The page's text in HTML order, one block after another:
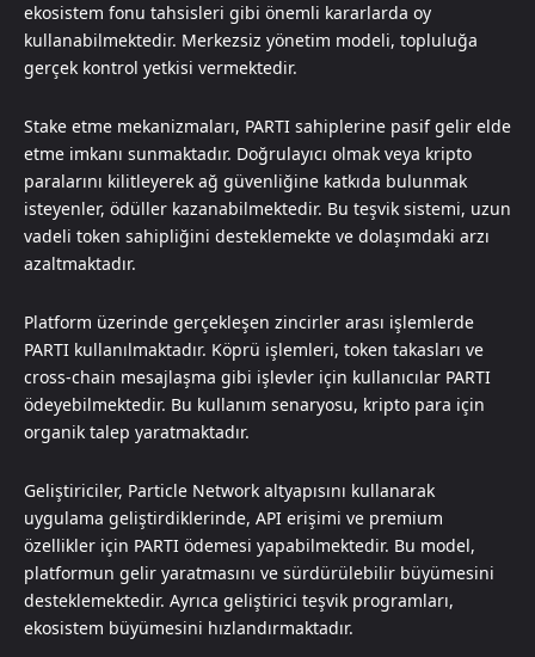
ekosistem fonu tahsisleri gibi önemli kararlarda oy
kullanabilmektedir. Merkezsiz yönetim modeli, topluluğa
gerçek kontrol yetkisi vermektedir.
Stake etme mekanizmaları, PARTI sahiplerine pasif gelir elde
etme imkanı sunmaktadır. Doğrulayıcı olmak veya kripto
paralarını kilitleyerek ağ güvenliğine katkıda bulunmak
isteyenler, ödüller kazanabilmektedir. Bu teşvik sistemi, uzun
vadeli token sahipliğini desteklemekte ve dolaşımdaki arzı
azaltmaktadır.
Platform üzerinde gerçekleşen zincirler arası işlemlerde
PARTI kullanılmaktadır. Köprü işlemleri, token takasları ve
cross-chain mesajlaşma gibi işlevler için kullanıcılar PARTI
ödeyebilmektedir. Bu kullanım senaryosu, kripto para için
organik talep yaratmaktadır.
Geliştiriciler, Particle Network altyapısını kullanarak
uygulama geliştirdiklerinde, API erişimi ve premium
özellikler için PARTI ödemesi yapabilmektedir. Bu model,
platformun gelir yaratmasını ve sürdürülebilir büyümesini
desteklemektedir. Ayrıca geliştirici teşvik programları,
ekosistem büyümesini hızlandırmaktadır.